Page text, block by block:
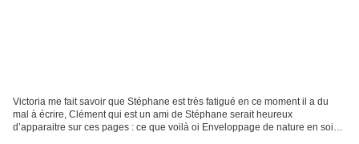
Victoria me fait savoir que Stéphane est très fatigué en ce moment il a du
mal à écrire, Clément qui est un ami de Stéphane serait heureux
d’apparaitre sur ces pages : ce que voilà oi Enveloppage de nature en soi